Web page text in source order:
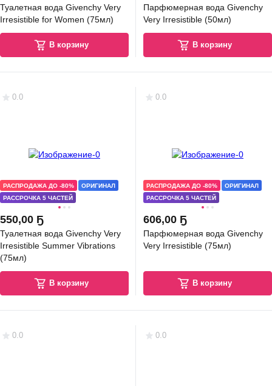
Туалетная вода Givenchy Very
Irresistible for Women (75мл)
В корзину
Парфюмерная вода Givenchy
Very Irresistible (50мл)
В корзину
0.0
РАССРОЧКА 5 ЧАСТЕЙ
РАСПРОДАЖА ДО -80% ОРИГИНАЛ
550,00 Ҕ
Туалетная вода Givenchy Very
Irresistible Summer Vibrations
(75мл)
В корзину
0.0
РАССРОЧКА 5 ЧАСТЕЙ
РАСПРОДАЖА ДО -80% ОРИГИНАЛ
606,00 Ҕ
Парфюмерная вода Givenchy
Very Irresistible (75мл)
В корзину
0.0 0.0